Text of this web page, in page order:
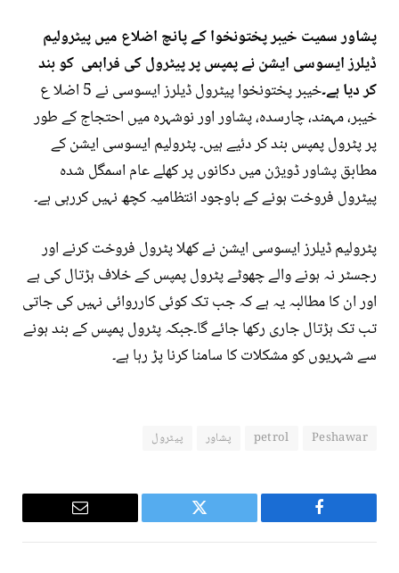
پشاور سمیت خیبر پختونخوا کے پانچ اضلاع میں پیٹرولیم
ڈیلرز ایسوسی ایشن نے پمپس پر پیٹرول کی فراہمی کو بند
کر دیا ہے۔
خیبر پختونخوا پیٹرول ڈیلرز ایسوسی نے 5 اضلا ع
خیبر، مہمند، چارسدہ، پشاور اور نوشہرہ میں احتجاج کے طور
پر پٹرول پمپس بند کر دئیے ہیں۔ پٹرولیم ایسوسی ایشن کے
مطابق پشاور ڈویژن میں دکانوں پر کھلے عام اسمگل شدہ
پیٹرول فروخت ہونے کے باوجود انتظامیہ کچھ نہیں کررہی ہے۔
پٹرولیم ڈیلرز ایسوسی ایشن نے کھلا پٹرول فروخت کرنے اور
رجسٹر نہ ہونے والے چھوٹے پٹرول پمپس کے خلاف ہڑتال کی ہے
اور ان کا مطالبہ یہ ہے کہ جب تک کوئی کارروائی نہیں کی جاتی
تب تک ہڑتال جاری رکھا جائے گا۔جبکہ پٹرول پمپس کے بند ہونے
سے شہریوں کو مشکلات کا سامنا کرنا پڑ رہا ہے۔
Peshawar
petrol پشاور پیٹرول
Facebook
Twitter
Email